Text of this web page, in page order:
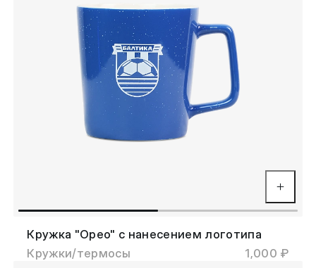
Кружка "Орео" с нанесением логотипа
Кружки/термосы
1,000 ₽